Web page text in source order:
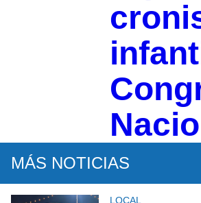
MÁS NOTICIAS
LOCAL